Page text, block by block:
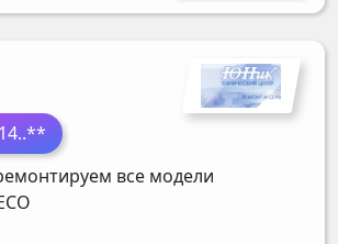
..**
все модели